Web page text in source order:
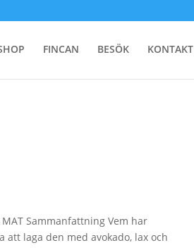
FINCAN BESÖK KONTAKT
MAT Sammanfattning Vem har
laga den med avokado, lax och